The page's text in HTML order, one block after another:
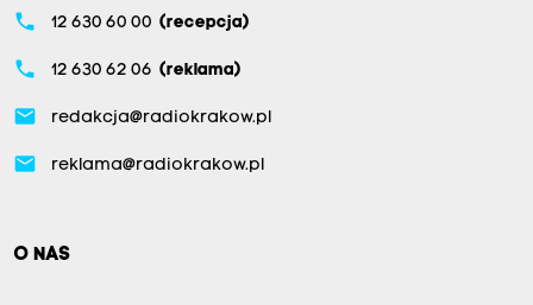
phone 12 630 60 00 (recepcja)
phone 12 630 62 06 (reklama)
email redakcja@radiokrakow.pl
email reklama@radiokrakow.pl
O NAS